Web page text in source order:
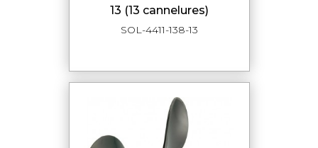
13 (13 cannelures)
SOL-4411-138-13